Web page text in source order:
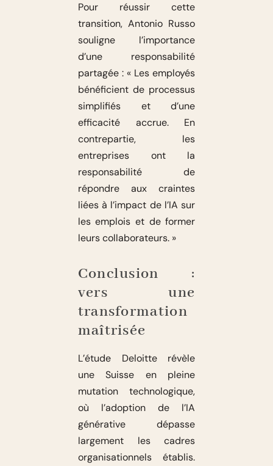
Pour réussir cette
transition, Antonio Russo
souligne l’importance
d’une responsabilité
partagée : « Les employés
bénéficient de processus
simplifiés et d’une
efficacité accrue. En
contrepartie, les
entreprises ont la
responsabilité de
répondre aux craintes
liées à l’impact de l’IA sur
les emplois et de former
leurs collaborateurs. »
Conclusion :
vers une
transformation
maîtrisée
L’étude Deloitte révèle
une Suisse en pleine
mutation technologique,
où l’adoption de l’IA
générative dépasse
largement les cadres
organisationnels établis.